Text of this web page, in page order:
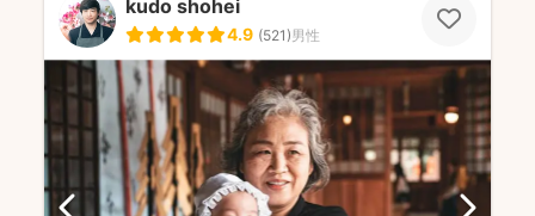
kudo shohei
4.9 (521)男性